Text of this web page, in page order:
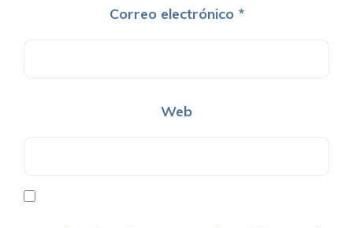
Correo electrónico *
Web